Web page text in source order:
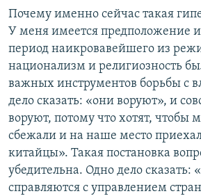
Почему именно сейчас такая
У меня имеется предположение и
период наикровавейшего из
национализм и религиозность
важных инструментов борьбы с
дело сказать: «они воруют», и
воруют, потому что хотят, чтобы
сбежали и на наше место
китайцы». Такая постановка
убедительна. Одно дело сказать:
справляются с управлением